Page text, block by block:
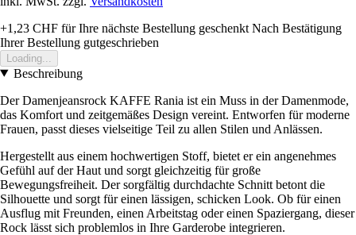
+1,23 CHF für Ihre nächste Bestellung geschenkt Nach Bestätigung
Ihrer Bestellung gutgeschrieben
Loading...
Beschreibung
Der Damenjeansrock KAFFE Rania ist ein Muss in der Damenmode,
das Komfort und zeitgemäßes Design vereint. Entworfen für moderne
Frauen, passt dieses vielseitige Teil zu allen Stilen und Anlässen.
Hergestellt aus einem hochwertigen Stoff, bietet er ein angenehmes
Gefühl auf der Haut und sorgt gleichzeitig für große
Bewegungsfreiheit. Der sorgfältig durchdachte Schnitt betont die
Silhouette und sorgt für einen lässigen, schicken Look. Ob für einen
Ausflug mit Freunden, einen Arbeitstag oder einen Spaziergang, dieser
Rock lässt sich problemlos in Ihre Garderobe integrieren.